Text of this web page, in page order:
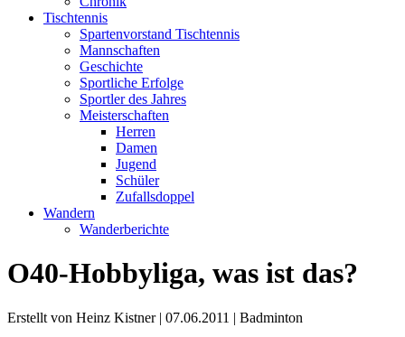
Tischtennis
Spartenvorstand Tischtennis
Mannschaften
Geschichte
Sportliche Erfolge
Sportler des Jahres
Meisterschaften
Herren
Damen
Jugend
Schüler
Zufallsdoppel
Wandern
Wanderberichte
O40-Hobbyliga, was ist das?
Erstellt von Heinz Kistner | 07.06.2011 | Badminton